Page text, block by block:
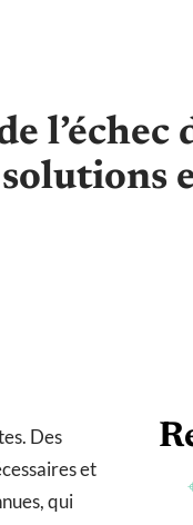
Des
et
qui